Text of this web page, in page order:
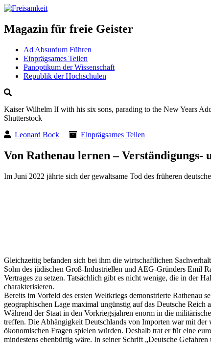
Magazin für freie Geister
Ad Absurdum Führen
Einprägsames Teilen
Panoptikum der Wissenschaft
Republik der Hochschulen
Kaiser Wilhelm II with his six sons, parading to the New Years
Shutterstock
Leonard Bock
Einprägsames Teilen
Von Rathenau lernen –
Im Juni 2022 jährte sich der gewaltsame Tod des früheren
Gleichzeitig befanden sich bei ihm die wirtschaftlichen
Sohn des jüdischen Groß-Industriellen und AEG-Gründers Emil
Vertrages zu setzen. Tatsächlich gibt es nicht wenige, die in der
charakterisieren.
Bereits im Vorfeld des ersten Weltkriegs demonstrierte Rathenau
geographischen Lage maximal ungünstig auf das Deutsche
Während der Staat in den Vorkriegsjahren enorm in die
treffen. Die Abhängigkeit Deutschlands von Importen war mit der
ökonomischen Fragen spielen würden. Deshalb trat er für eine
mindestens ebenbürtig wäre. In seiner Schrift „Deutsche